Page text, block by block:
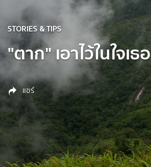
STORIES & TIPS
"ตาก" เอาไว้ในใจเธอ
แชร์